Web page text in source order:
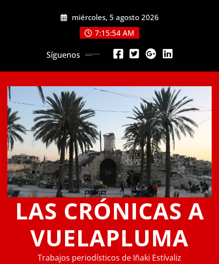
miércoles, 5 agosto 2026
7:15:55 AM
Síguenos
LAS CRÓNICAS A
VUELAPLUMA
Trabajos periodísticos de Iñaki Estívaliz